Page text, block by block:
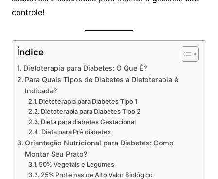
controle!
Índice
Dietoterapia para Diabetes: O Que É?
Para Quais Tipos de Diabetes a Dietoterapia é
Indicada?
Dietoterapia para Diabetes Tipo 1
Dietoterapia para Diabetes Tipo 2
Dieta para diabetes Gestacional
Dieta para Pré diabetes
Orientação Nutricional para Diabetes: Como
Montar Seu Prato?
50% Vegetais e Legumes
25% Proteínas de Alto Valor Biológico